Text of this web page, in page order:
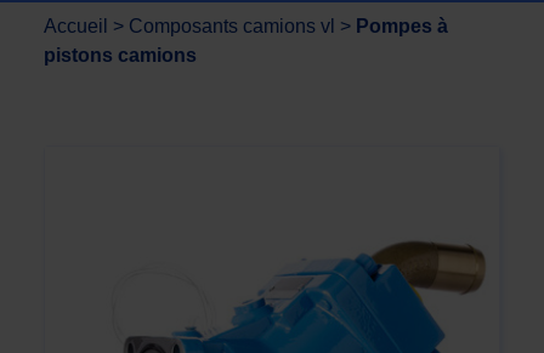
Accueil > Composants camions vl > Pompes à
pistons camions